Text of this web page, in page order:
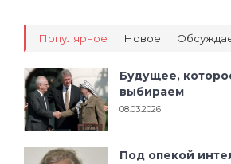
Популярное Новое
Будущее,
выбираем
08.03.2026
Под опекой